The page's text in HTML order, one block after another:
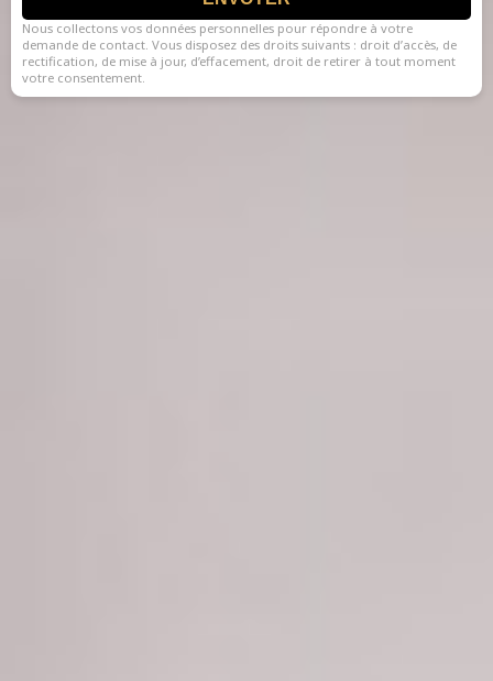
Nous collectons vos données personnelles pour répondre à votre
demande de contact. Vous disposez des droits suivants : droit d’accès, de
rectification, de mise à jour, d’effacement, droit de retirer à tout moment
votre consentement.